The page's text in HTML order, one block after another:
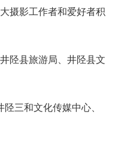
摄影工作者和爱好者积
陉县旅游局、井陉县文
三和文化传媒中心、